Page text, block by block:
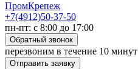
ПромКрепеж
+7(4912)50-37-50
пн-пт: с 8:00 до 17:00
Обратный звонок
перезвоним в течение 10 минут
Отправить заявку